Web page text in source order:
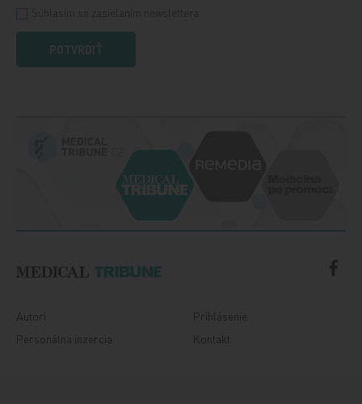
POTVRDIŤ
Autori
Personálna inzercia
Prihlásenie
Kontakt